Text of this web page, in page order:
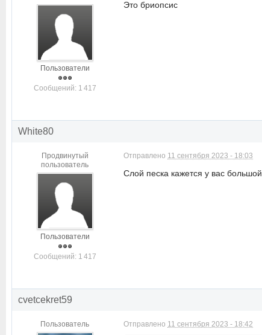
Пользователи
Cообщений: 1 417
Это бриопсис
White80
Продвинутый
пользователь
Пользователи
Cообщений: 1 417
Отправлено 11 сентября 2023 - 18:03
Слой песка кажется у вас большой
cvetcekret59
Пользователь Отправлено 11 сентября 2023 - 18:42